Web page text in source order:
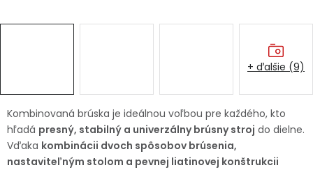
Doprava a platba Váš zákaznícky účet
Kontakty
Kombinovaná brúska je ideálnou voľbou pre každého, kto
hľadá presný, stabilný a univerzálny brúsny stroj do dielne.
Vďaka kombinácii dvoch spôsobov brúsenia,
nastaviteľným stolom a pevnej liatinovej konštrukcii
+ ďalšie (9)